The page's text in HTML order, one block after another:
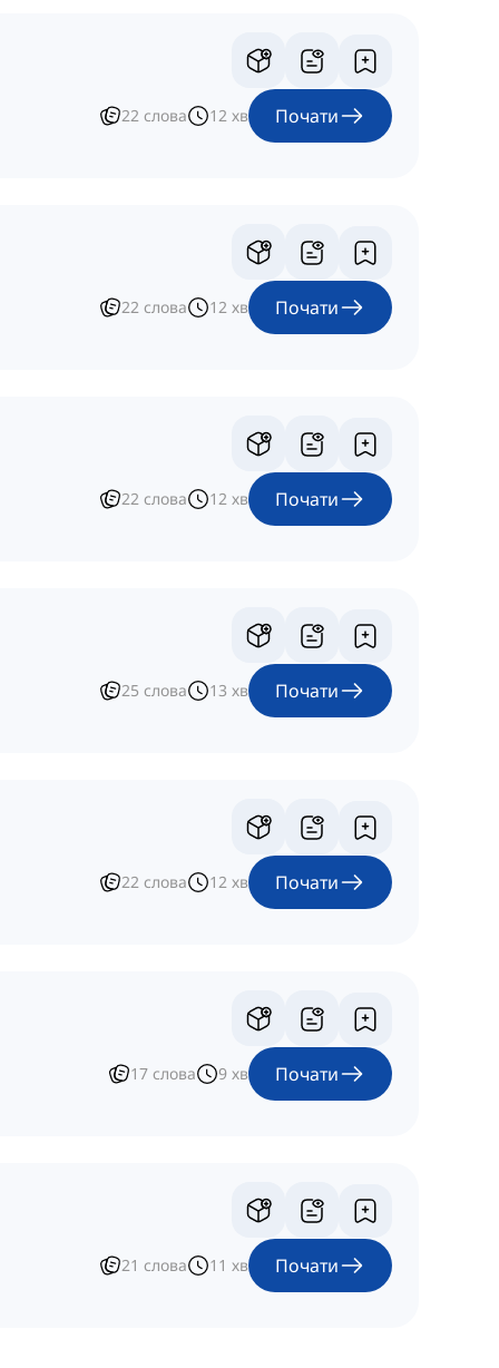
22 слова 12 хв Почати
22 слова 12 хв Почати
22 слова 12 хв Почати
25 слова 13 хв Почати
22 слова 12 хв Почати
17 слова 9 хв Почати
21 слова 11 хв Почати